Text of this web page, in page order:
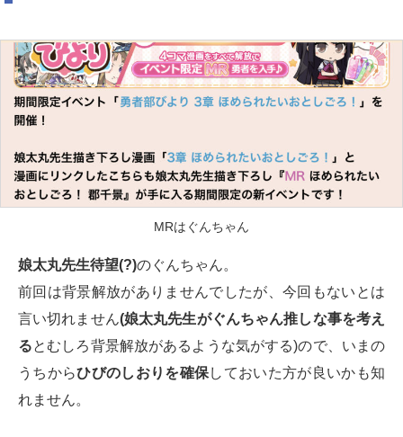
MRはぐんちゃん
娘太丸先生待望(?)のぐんちゃん。
前回は背景解放がありませんでしたが、今回もないとは
言い切れません(娘太丸先生がぐんちゃん推しな事を考え
るとむしろ背景解放があるような気がする)ので、いまの
うちからひびのしおりを確保しておいた方が良いかも知
れません。